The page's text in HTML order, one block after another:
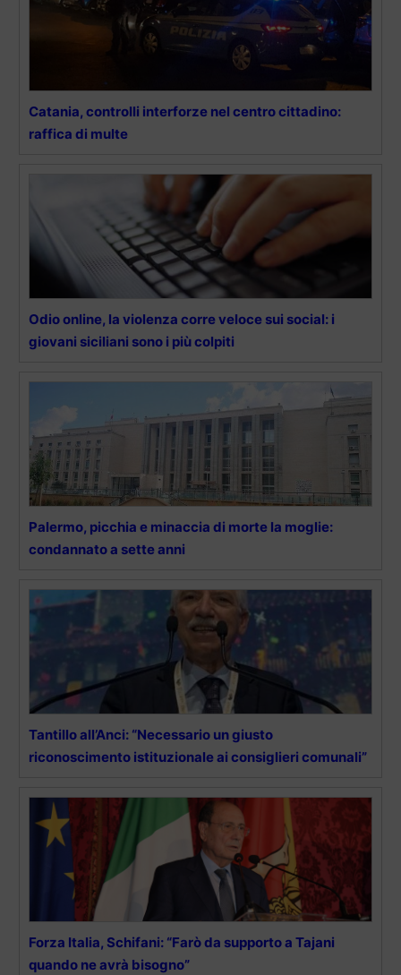
Catania, controlli interforze nel centro cittadino:
raffica di multe
Odio online, la violenza corre veloce sui social: i
giovani siciliani sono i più colpiti
Palermo, picchia e minaccia di morte la moglie:
condannato a sette anni
Tantillo all’Anci: “Necessario un giusto
riconoscimento istituzionale ai consiglieri comunali”
Forza Italia, Schifani: “Farò da supporto a Tajani
quando ne avrà bisogno”